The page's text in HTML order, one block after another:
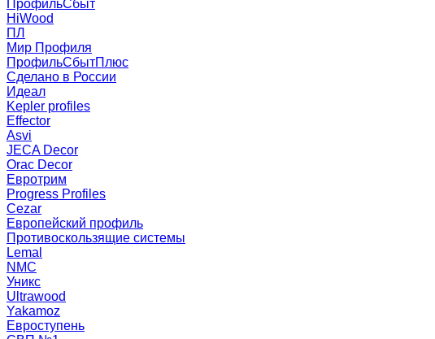
ПрофильСбыт
HiWood
ПЛ
Мир Профиля
ПрофильСбытПлюс
Сделано в России
Идеал
Kepler profiles
Effector
Asvi
JECA Decor
Orac Decor
Евротрим
Progress Profiles
Cezar
Европейский профиль
Противоскользящие системы
Lemal
NMC
Уникс
Ultrawood
Yakamoz
Евроступень